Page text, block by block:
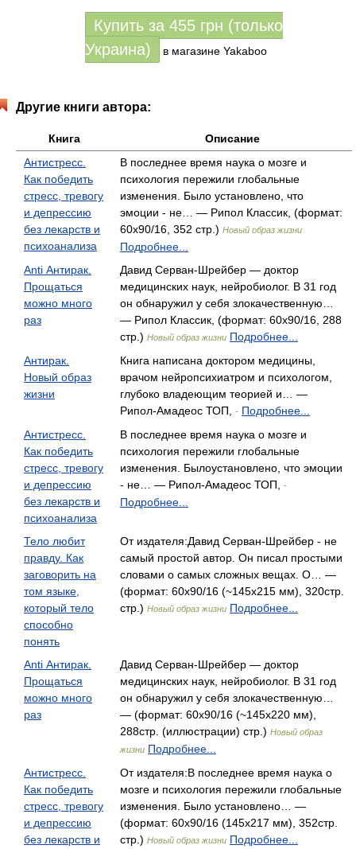
Купить за 455 грн (только
Украина)
в магазине Yakaboo
Другие книги автора:
Книга
Описание
Антистресс.
Как победить
стресс, тревогу
и депрессию
без лекарств и
психоанализа
В последнее время наука о мозге и
психология пережили глобальные
изменения. Было установлено, что
эмоции - не… — Рипол Классик, (формат:
60x90/16, 352 стр.) Новый образ жизни
Подробнее...
Anti Антирак.
Прощаться
можно много
раз
Давид Серван-Шрейбер — доктор
медицинских наук, нейробиолог. В 31 год
он обнаружил у себя злокачественную…
— Рипол Классик, (формат: 60x90/16, 288
стр.) Новый образ жизни Подробнее...
Антирак.
Новый образ
жизни
Книга написана доктором медицины,
врачом нейропсихиатром и психологом,
глубоко владеющим теорией и… —
Рипол-Амадеос ТОП,
- Подробнее...
Антистресс.
Как победить
стресс, тревогу
и депрессию
без лекарств и
психоанализа
В последнее время наука о мозге и
психология пережили глобальные
изменения. Былоустановлено, что эмоции
- не… — Рипол-Амадеос ТОП,
-
Подробнее...
Тело любит
правду. Как
заговорить на
том языке,
который тело
способно
понять
От издателя:Давид Серван-Шрейбер - не
самый простой автор. Он писал простыми
словами о самых сложных вещах. О… —
(формат: 60х90/16 (~145х215 мм), 320стр.
стр.) Новый образ жизни Подробнее...
Anti Антирак.
Прощаться
можно много
раз
Давид Серван-Шрейбер — доктор
медицинских наук, нейробиолог. В 31 год
он обнаружил у себя злокачественную…
— (формат: 60x90/16 (~145х220 мм),
288стр. (иллюстрации) стр.) Новый образ
жизни Подробнее...
Антистресс.
Как победить
стресс, тревогу
и депрессию
без лекарств и
От издателя:В последнее время наука о
мозге и психология пережили глобальные
изменения. Было установлено… —
(формат: 60x90/16 (145х217 мм), 352стр.
стр.) Новый образ жизни Подробнее...